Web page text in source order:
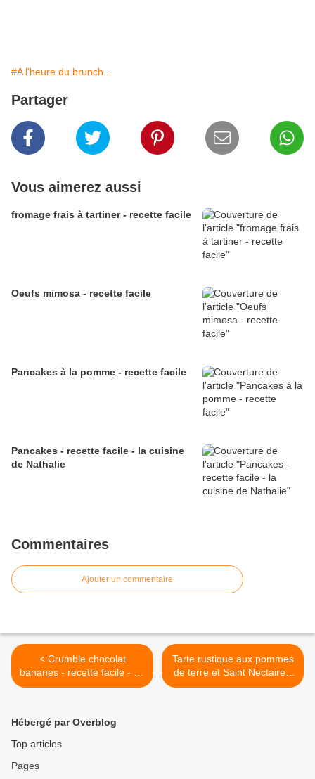
#A l'heure du brunch...
Partager
Vous aimerez aussi
fromage frais à tartiner - recette facile
Oeufs mimosa - recette facile
Pancakes à la pomme - recette facile
Pancakes - recette facile - la cuisine
de Nathalie
Commentaires
Ajouter un commentaire
< Crumble chocolat
bananes - recette facile - La
cuisine de Nathalie
Tarte rustique aux pommes
de terre et Saint Nectaire -
recette facile >
Hébergé par Overblog
Top articles
Pages